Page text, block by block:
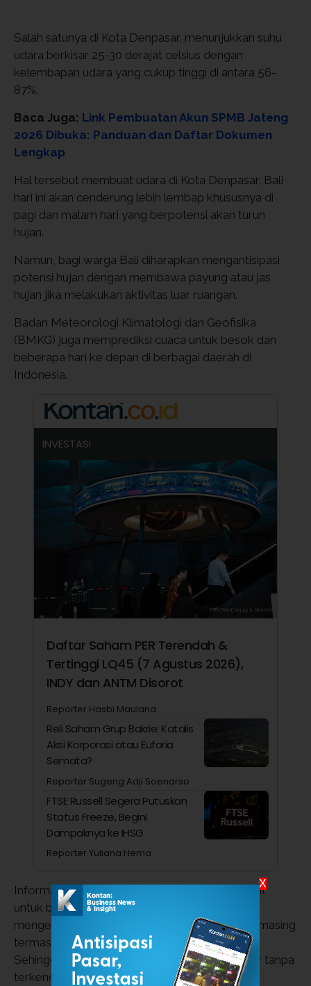
Salah satunya di Kota Denpasar, menunjukkan suhu
udara berkisar 25-30 derajat celsius dengan
kelembapan udara yang cukup tinggi di antara 56-
87%.
Baca Juga: Link Pembuatan Akun SPMB Jateng
2026 Dibuka: Panduan dan Daftar Dokumen
Lengkap
Hal tersebut membuat udara di Kota Denpasar, Bali
hari ini akan cenderung lebih lembap khususnya di
pagi dan malam hari yang berpotensi akan turun
hujan.
Namun, bagi warga Bali diharapkan mengantisipasi
potensi hujan dengan membawa payung atau jas
hujan jika melakukan aktivitas luar ruangan.
Badan Meteorologi Klimatologi dan Geofisika
(BMKG) juga memprediksi cuaca untuk besok dan
beberapa hari ke depan di berbagai daerah di
Indonesia.
INVESTASI
Daftar Saham PER Terendah &
Tertinggi LQ45 (7 Agustus 2026),
INDY dan ANTM Disorot
Reporter Hasbi Maulana
Reli Saham Grup Bakrie: Katalis
Aksi Korporasi atau Euforia
Semata?
Reporter Sugeng Adji Soenarso
FTSE Russell Segera Putuskan
Status Freeze, Begini
Dampaknya ke IHSG
Reporter Yuliana Hema
Informasi tersebut bermanfaat bagi masyarakat
untuk bisa melakukan persiapan jika sudah
mengetahui prakiraan cuaca di daerah masing-masing
termasuk Kota Denpasar, Bali dan sekitarnya.
Sehingga berbagai aktivitas bisa berjalan lancar tanpa
terkendala cuaca.
X